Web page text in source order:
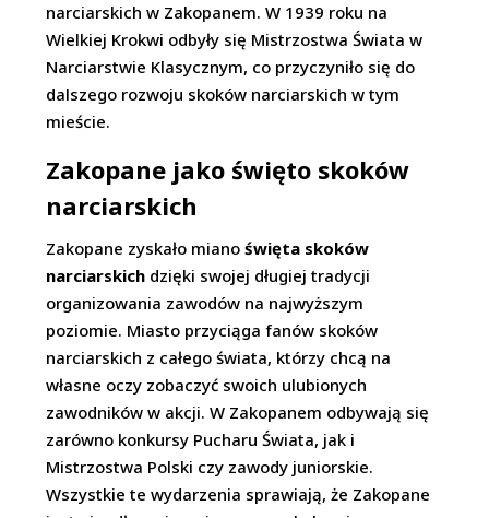
narciarskich w Zakopanem. W 1939 roku na
Wielkiej Krokwi odbyły się Mistrzostwa Świata w
Narciarstwie Klasycznym, co przyczyniło się do
dalszego rozwoju skoków narciarskich w tym
mieście.
Zakopane jako święto skoków
narciarskich
Zakopane zyskało mianoświęta skoków
narciarskich dzięki swojej długiej tradycji
organizowania zawodów na najwyższym
poziomie. Miasto przyciąga fanów skoków
narciarskich z całego świata, którzy chcą na
własne oczy zobaczyć swoich ulubionych
zawodników w akcji. W Zakopanem odbywają się
zarówno konkursy Pucharu Świata, jak i
Mistrzostwa Polski czy zawody juniorskie.
Wszystkie te wydarzenia sprawiają, że Zakopane